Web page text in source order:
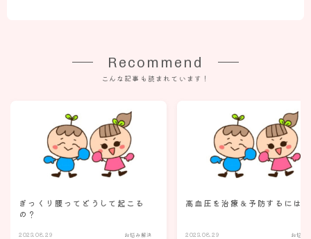
Recommend
こんな記事も読まれています！
ぎっくり腰ってどうして起こる
の？
2023.08.29 お悩み解決
高血圧を治療＆予防するには？
2023.08.29 お悩み